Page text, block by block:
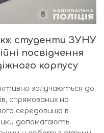
студенти ЗУНУ
посвідчення
корпусу
залучаються до
спрямованих на
середовища в
допомагають